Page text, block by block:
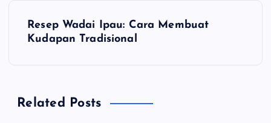
a
Resep Wadai Ipau: Cara Membuat
Kudapan Tradisional
Related Posts